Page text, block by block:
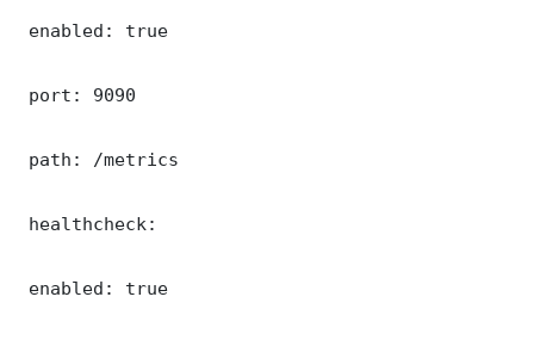
enabled: true
port: 9090
path: /metrics
healthcheck:
enabled: true